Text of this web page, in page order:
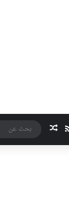
ملخص الموقع RSS
مقال عشوائي